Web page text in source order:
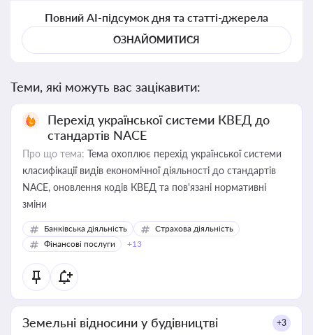
Повний AI-підсумок дня та статті-джерела
ОЗНАЙОМИТИСЯ
Теми, які можуть вас зацікавити:
Перехід української системи КВЕД до
стандартів NACE
Про що тема: Тема охоплює перехід української системи
класифікації видів економічної діяльності до стандартів
NACE, оновлення кодів КВЕД та пов'язані нормативні
зміни
Банківська діяльність
Страхова діяльність
Фінансові послуги
+13
Земельні відносини у будівництві +3